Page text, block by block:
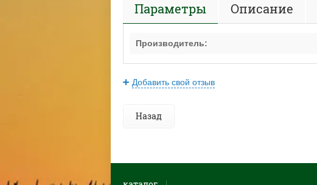
Параметры Описание
Производитель:
Добавить свой отзыв
Назад